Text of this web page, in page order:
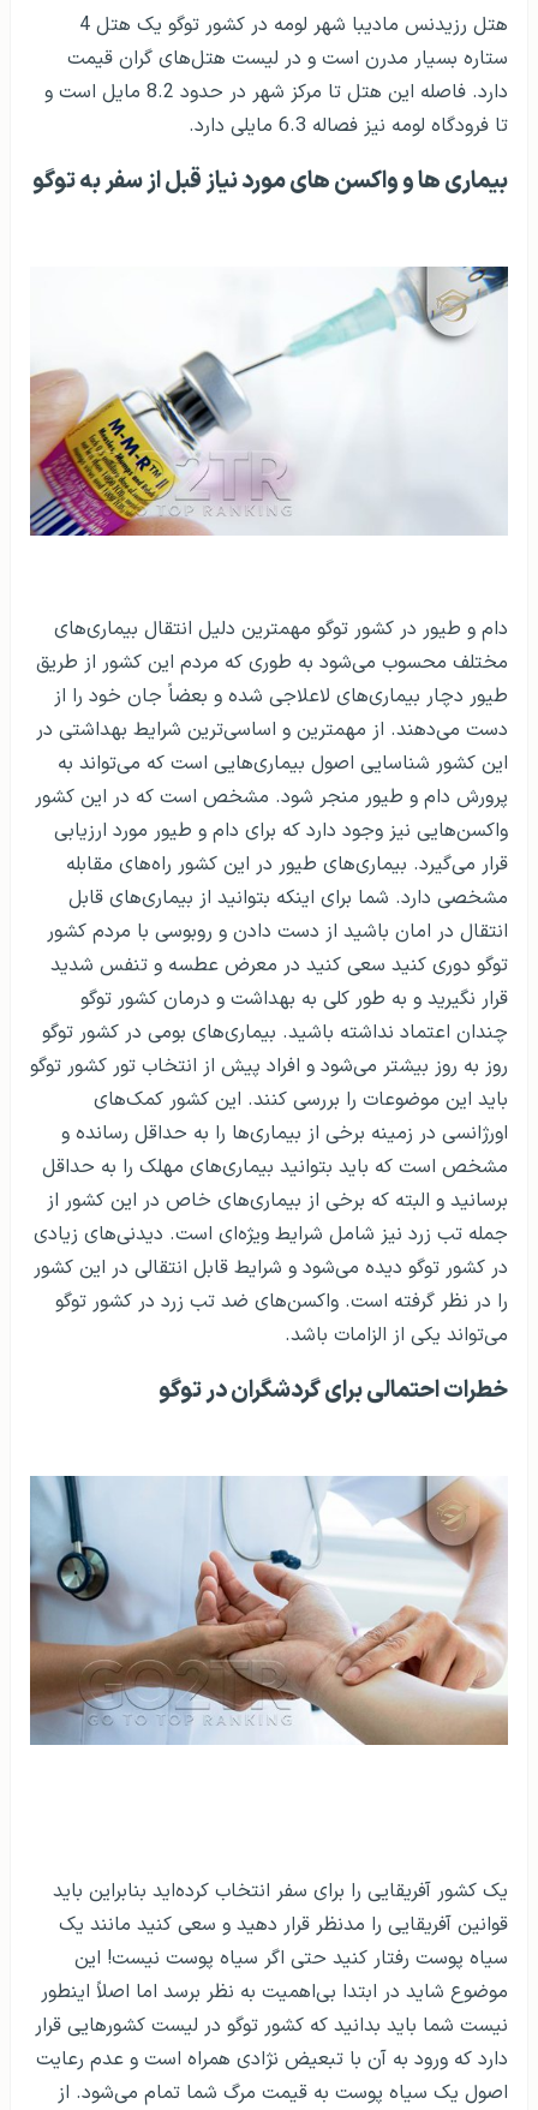
هتل رزیدنس مادیبا شهر لومه در کشور توگو یک هتل 4
ستاره بسیار مدرن است و در لیست هتل‌های گران قیمت
دارد. فاصله این هتل تا مرکز شهر در حدود 8.2 مایل است و
تا فرودگاه لومه نیز فصاله 6.3 مایلی دارد.
بیماری ها و واکسن های مورد نیاز قبل از سفر به توگو
دام و طیور در کشور توگو مهمترین دلیل انتقال بیماری‌های
مختلف محسوب می‌شود به طوری که مردم این کشور از طریق
طیور دچار بیماری‌های لاعلاجی شده و بعضاً جان خود را از
دست می‌دهند. از مهمترین و اساسی‌ترین شرایط بهداشتی در
این کشور شناسایی اصول بیماری‌هایی است که می‌تواند به
پرورش دام و طیور منجر شود. مشخص است که در این کشور
واکسن‌هایی نیز وجود دارد که برای دام و طیور مورد ارزیابی
قرار می‌گیرد. بیماری‌های طیور در این کشور راه‌های مقابله
مشخصی دارد. شما برای اینکه بتوانید از بیماری‌های قابل
انتقال در امان باشید از دست دادن و روبوسی با مردم کشور
توگو دوری کنید سعی کنید در معرض عطسه و تنفس شدید
قرار نگیرید و به طور کلی به بهداشت و درمان کشور توگو
چندان اعتماد نداشته باشید. بیماری‌های بومی در کشور توگو
روز به روز بیشتر می‌شود و افراد پیش از انتخاب تور کشور توگو
باید این موضوعات را بررسی کنند. این کشور کمک‌های
اورژانسی در زمینه برخی از بیماری‌ها را به حداقل رسانده و
مشخص است که باید بتوانید بیماری‌های مهلک را به حداقل
برسانید و البته که برخی از بیماری‌های خاص در این کشور از
جمله تب زرد نیز شامل شرایط ویژه‌ای است. دیدنی‌های زیادی
در کشور توگو دیده می‌شود و شرایط قابل انتقالی در این کشور
را در نظر گرفته است. واکسن‌های ضد تب زرد در کشور توگو
می‌‌تواند یکی از الزامات باشد.
خطرات احتمالی برای گردشگران در توگو
یک کشور آفریقایی را برای سفر انتخاب کرده‌اید بنابراین باید
قوانین آفریقایی را مدنظر قرار دهید و سعی کنید مانند یک
سیاه پوست رفتار کنید حتی اگر سیاه پوست نیست! این
موضوع شاید در ابتدا بی‌اهمیت به نظر برسد اما اصلاً اینطور
نیست شما باید بدانید که کشور توگو در لیست کشورهایی قرار
دارد که ورود به آن با تبعیض نژادی همراه است و عدم رعایت
اصول یک سیاه پوست به قیمت مرگ شما تمام می‌شود. از